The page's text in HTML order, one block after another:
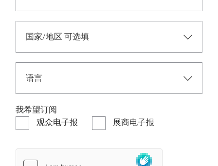
我希望订阅
观众电子报
展商电子报